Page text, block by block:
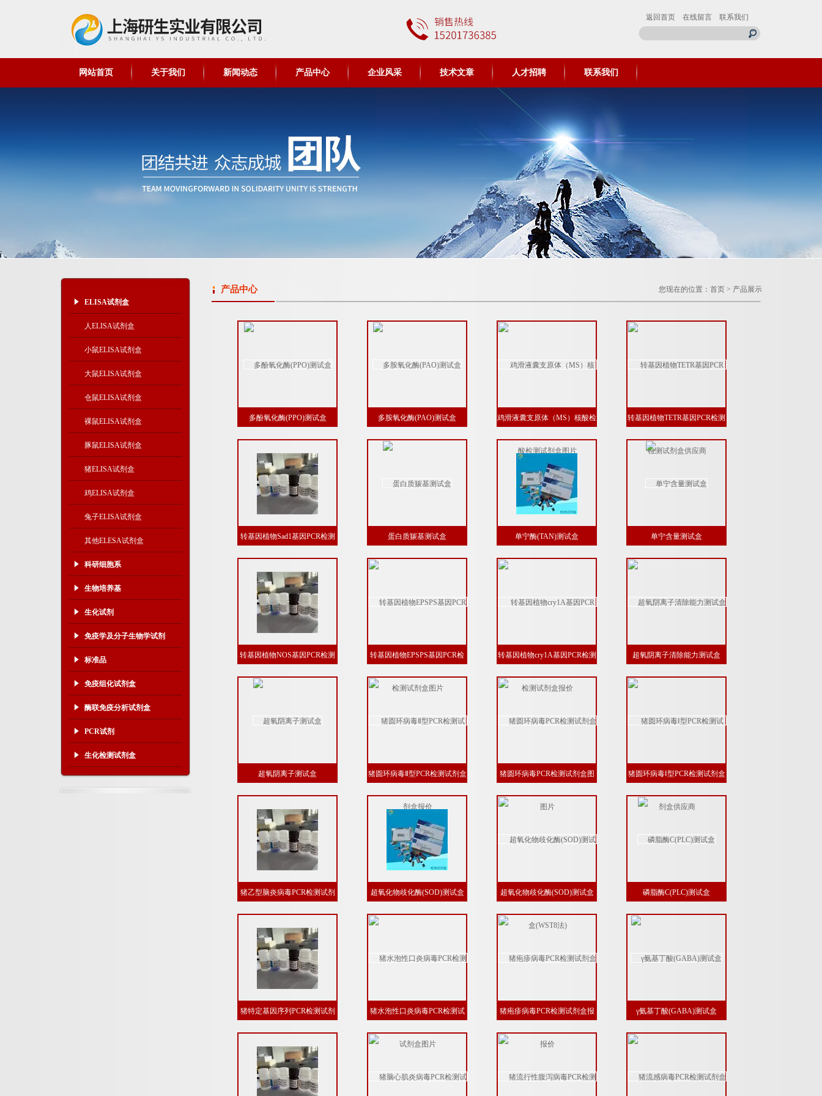
返回首页 在线留言 联系我们
网站首页 关于我们 新闻动态 产品中心 企业风采 技术文章 人才招聘 联系我们
ELISA试剂盒
人ELISA试剂盒
小鼠ELISA试剂盒
大鼠ELISA试剂盒
仓鼠ELISA试剂盒
裸鼠ELISA试剂盒
豚鼠ELISA试剂盒
猪ELISA试剂盒
鸡ELISA试剂盒
兔子ELISA试剂盒
其他ELESA试剂盒
科研细胞系
生物培养基
生化试剂
免疫学及分子生物学试剂
标准品
免疫组化试剂盒
酶联免疫分析试剂盒
PCR试剂
生化检测试剂盒
产品中心 您现在的位置： 首页 > 产品展示
多酚氧化酶(PPO)测试盒 多胺氧化酶(PAO)测试盒 鸡滑液囊支原体（MS）核酸检 转基因植物TETR基因PCR检测
转基因植物Sad1基因PCR检测 蛋白质羰基测试盒 单宁酶(TAN)测试盒 单宁含量测试盒
转基因植物NOS基因PCR检测 转基因植物EPSPS基因PCR检 转基因植物cry1A基因PCR检测 超氧阴离子清除能力测试盒
超氧阴离子测试盒 猪圆环病毒Ⅱ型PCR检测试剂盒 猪圆环病毒PCR检测试剂盒图 猪圆环病毒Ⅰ型PCR检测试剂盒
猪乙型脑炎病毒PCR检测试剂 超氧化物歧化酶(SOD)测试盒 超氧化物歧化酶(SOD)测试盒 磷脂酶C(PLC)测试盒
猪特定基因序列PCR检测试剂 猪水泡性口炎病毒PCR检测试 猪疱疹病毒PCR检测试剂盒报 γ氨基丁酸(GABA)测试盒